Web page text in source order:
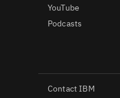
YouTube
Podcasts
Contact IBM